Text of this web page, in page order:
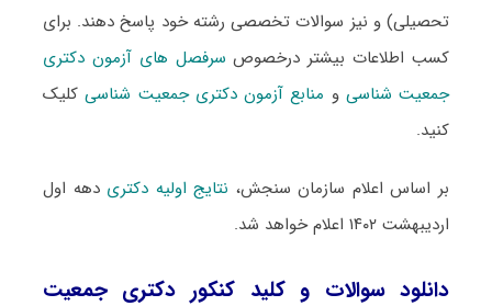
تحصیلی) و نیز سوالات تخصصی رشته خود پاسخ دهند. برای
کسب اطلاعات بیشتر درخصوص سرفصل های آزمون دکتری
جمعیت‌ شناسی و منابع آزمون دکتری جمعیت‌ شناسیکلیک
کنید.
بر اساس اعلام سازمان سنجش، نتایج اولیه دکتری دهه اول
اردیبهشت ۱۴۰۲ اعلام خواهد شد.
دانلود سوالات و کلید کنکور دکتری جمعیت‌